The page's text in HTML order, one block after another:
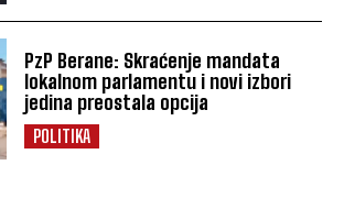
PzP Berane: Skraćenje mandata
lokalnom parlamentu i novi izbori
jedina preostala opcija
POLITIKA